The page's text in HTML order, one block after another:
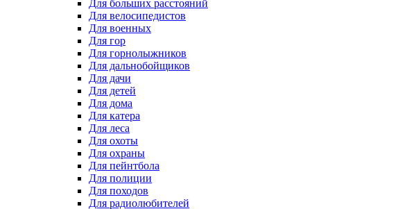
Для больших расстояний
Для велосипедистов
Для военных
Для гор
Для горнолыжников
Для дальнобойщиков
Для дачи
Для детей
Для дома
Для катера
Для леса
Для охоты
Для охраны
Для пейнтбола
Для полиции
Для походов
Для радиолюбителей